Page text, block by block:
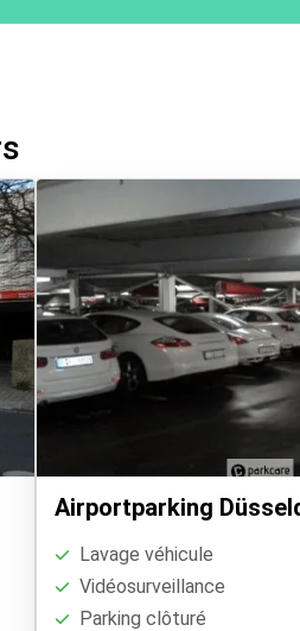
Airportparking
Lavage véhicule
Vidéosurveillance
Parking clôturé